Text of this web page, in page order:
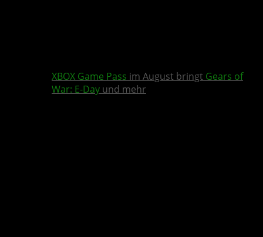
XBOX Game Pass im August bringt Gears of
War: E-Day und mehr